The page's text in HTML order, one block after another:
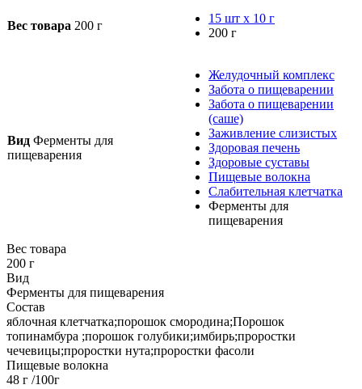
Вес товара 200 г
15 шт х 10 г
200 г
Вид Ферменты для
пищеварения
Желудочный комплекс
Забота о пищеварении
Забота о пищеварении
(саше)
Заживление слизистых
Здоровая печень
Здоровые суставы
Пищевые волокна
Слабительная клетчатка
Ферменты для
пищеварения
Вес товара
200 г
Вид
Ферменты для пищеварения
Состав
яблочная клетчатка;порошок смородина;Порошок
топинамбура ;порошок голубики;имбирь;проростки
чечевицы;проростки нута;проростки фасоли
Пищевые волокна
48 г /100г